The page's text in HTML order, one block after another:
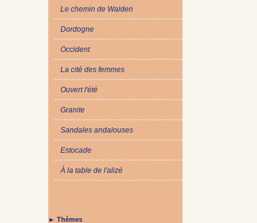
Le chemin de Walden
Dordogne
Occident
La cité des femmes
Ouvert l'été
Granite
Sandales andalouses
Estocade
À la table de l'alizé
► Thèmes